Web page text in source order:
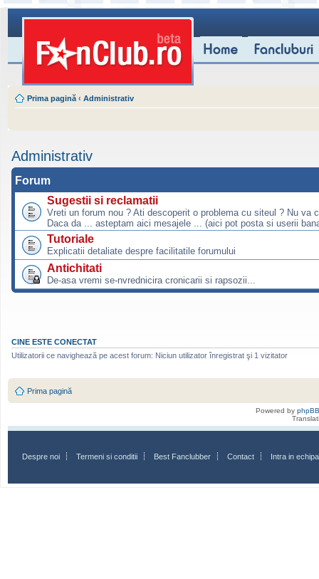
Prima pagină ‹ Administrativ
Administrativ
Forum
Sugestii si reclamatii
Vreti un forum nou ? Ati descoperit o problema cu siteul ? Nu va
Daca da ... asteptam aici mesajele ... (aici pot posta si userii
Tutoriale
Explicatii detaliate despre facilitatile forumului
Antichitati
De-asa vremi se-nvrednicira cronicarii si rapsozii...
CINE ESTE CONECTAT
Utilizatorii ce navighează pe acest forum: Niciun utilizator înregistrat şi 1 vizitator
Prima pagină
Powered by phpBB
Despre noi Termeni si conditii Best Fanclubber Contact Intra in